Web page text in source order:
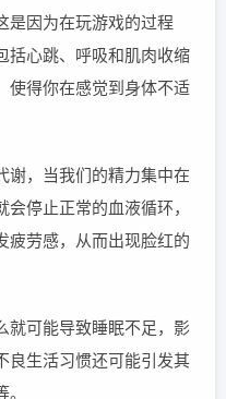
是因为在玩游戏的过程
括心跳、呼吸和肌肉收缩
使得你在感觉到身体不适
谢，当我们的精力集中在
停止正常的血液循环，
疲劳感，从而出现脸红的
就可能导致睡眠不足，影
良生活习惯还可能引发其